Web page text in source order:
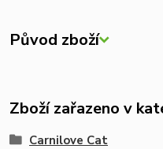
Původ zboží
Zboží zařazeno v
Carnilove Cat